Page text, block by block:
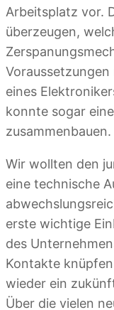
Arbeitsplatz vor.
überzeugen,
eines
konnte sogar
zusammenbauen.
Wir wollten den
eine technische
erste wichtige
des
Kontakte
wieder ein
Über die vielen